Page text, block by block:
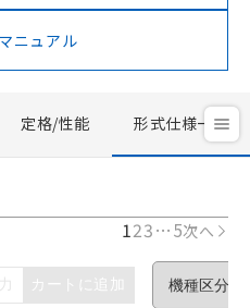
ニュアル
定格/性能 形式仕様一覧
123…5次へ
カートに追加